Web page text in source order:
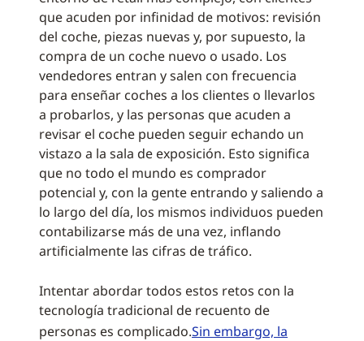
que acuden por infinidad de motivos: revisión
del coche, piezas nuevas y, por supuesto, la
compra de un coche nuevo o usado. Los
vendedores entran y salen con frecuencia
para enseñar coches a los clientes o llevarlos
a probarlos, y las personas que acuden a
revisar el coche pueden seguir echando un
vistazo a la sala de exposición. Esto significa
que no todo el mundo es comprador
potencial y, con la gente entrando y saliendo a
lo largo del día, los mismos individuos pueden
contabilizarse más de una vez, inflando
artificialmente las cifras de tráfico.
Intentar abordar todos estos retos con la
tecnología tradicional de recuento de
personas es complicado.Sin embargo, la